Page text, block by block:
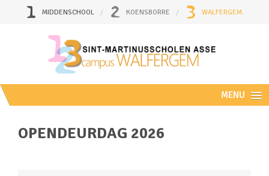
MIDDENSCHOOL KOENSBORRE WALFERGEM
MENU
OPENDEURDAG 2026